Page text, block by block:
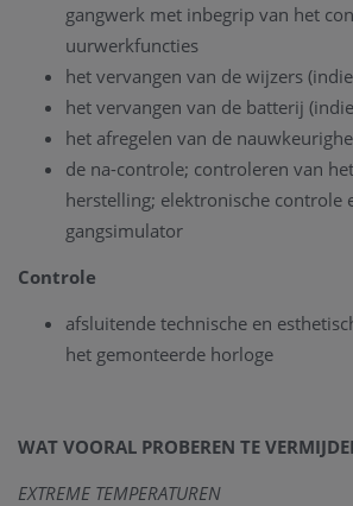
gangwerk met inbegrip van het
uurwerkfuncties
het vervangen van de wijzers
het vervangen van de batterij
het afregelen van de
de na-controle; controleren van
herstelling; elektronische controle
gangsimulator
Controle
afsluitende technische en
het gemonteerde horloge
WAT VOORAL PROBEREN TE
EXTREME TEMPERATUREN